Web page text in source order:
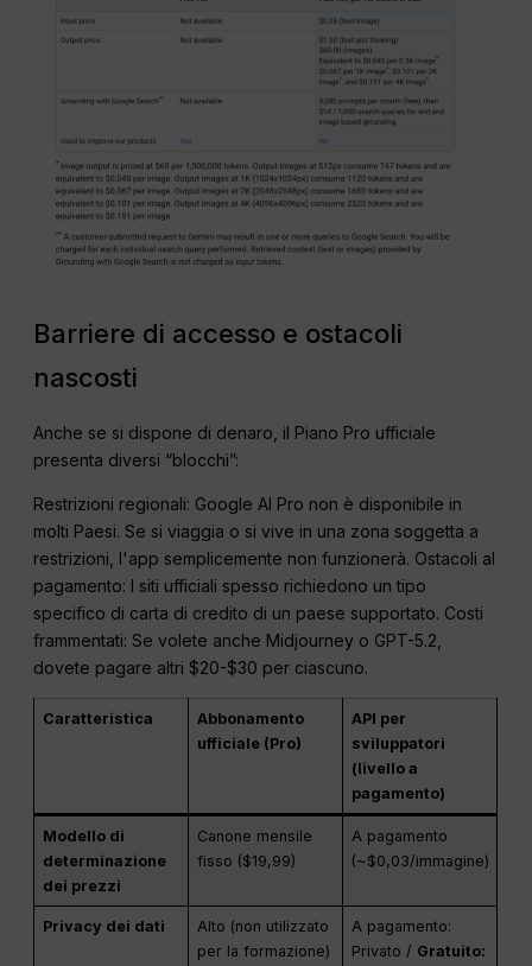
Barriere di accesso e ostacoli
nascosti
Anche se si dispone di denaro, il Piano Pro ufficiale
presenta diversi “blocchi”:
Restrizioni regionali: Google AI Pro non è disponibile in
molti Paesi. Se si viaggia o si vive in una zona soggetta a
restrizioni, l'app semplicemente non funzionerà. Ostacoli al
pagamento: I siti ufficiali spesso richiedono un tipo
specifico di carta di credito di un paese supportato. Costi
frammentati: Se volete anche Midjourney o GPT-5.2,
dovete pagare altri $20-$30 per ciascuno.
Caratteristica
Abbonamento
ufficiale (Pro)
API per
sviluppatori
(livello a
pagamento)
Modello di
determinazione
dei prezzi
Canone mensile
fisso ($19,99)
A pagamento
(~$0,03/immagine)
Privacy dei dati
Alto (non utilizzato
per la formazione)
A pagamento:
Privato / Gratuito: